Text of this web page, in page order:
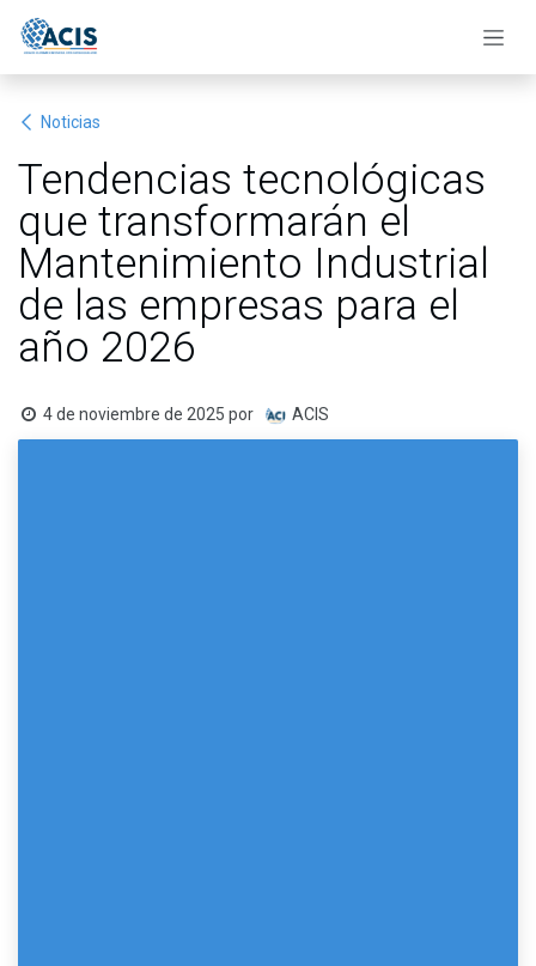
Noticias
Tendencias tecnológicas
que transformarán el
Mantenimiento Industrial
de las empresas para el
año 2026
4 de noviembre de 2025 por ACIS